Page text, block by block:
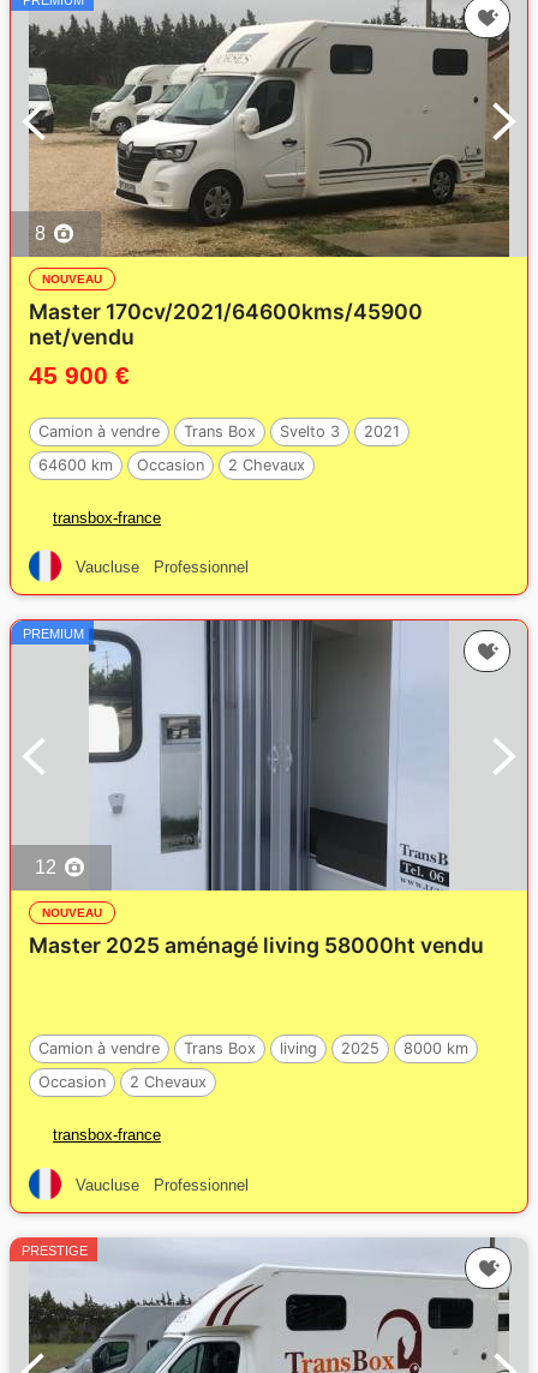
8
NOUVEAU
Master 170cv/2021/64600kms/45900
net/vendu
45 900 €
Camion à vendre Trans Box Svelto 3
2021
64600 km
Occasion 2 Chevaux
transbox-france
Vaucluse Professionnel
PREMIUM
12
NOUVEAU
Master 2025 aménagé living 58000ht vendu
Camion à vendre Trans Box living 2025
8000 km
Occasion
2 Chevaux
transbox-france
Vaucluse Professionnel
PRESTIGE